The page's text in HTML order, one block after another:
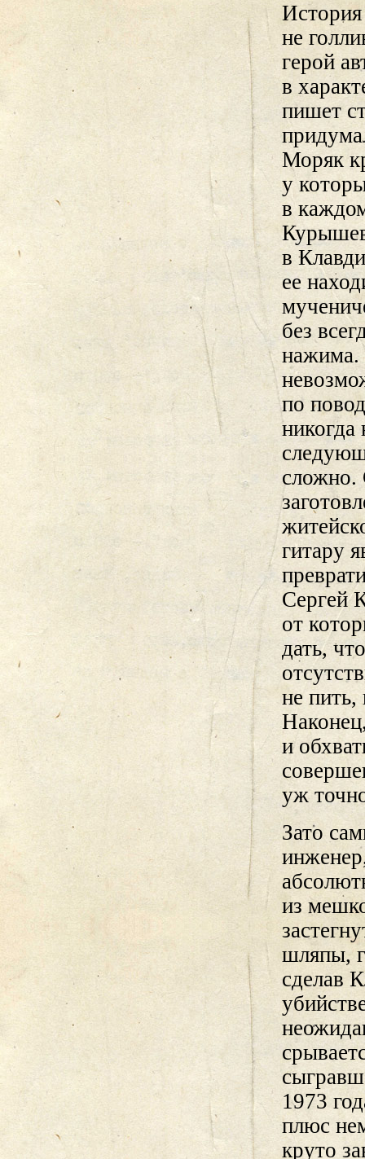
История
не
герой
в
пишет
Моряк
у
в
в
ее
без
нажима.
по
никогда
сложно.
гитару
Сергей
от
дать,
не пить,
и
уж
Зато
из
шляпы,
сделав
1973
плюс
круто